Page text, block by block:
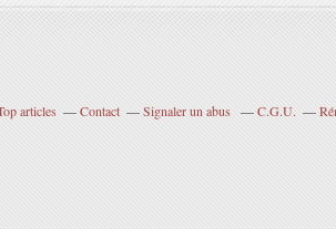
articles Contact Signaler un abus C.G.U.